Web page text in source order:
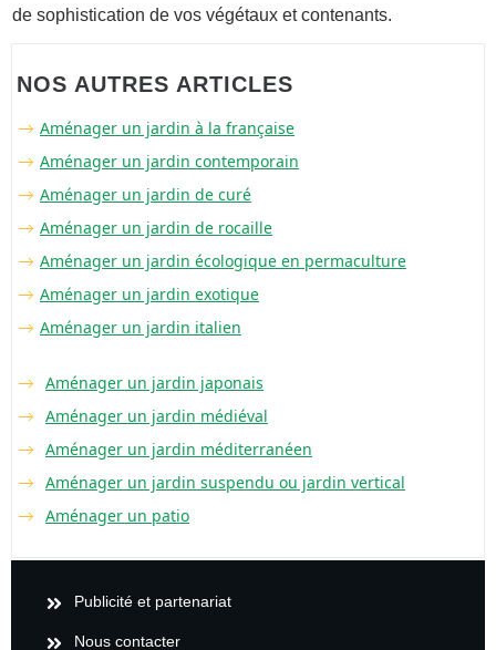
de sophistication de vos végétaux et contenants.
NOS AUTRES ARTICLES
Aménager un jardin à la française
Aménager un jardin contemporain
Aménager un jardin de curé
Aménager un jardin de rocaille
Aménager un jardin écologique en permaculture
Aménager un jardin exotique
Aménager un jardin italien
Aménager un jardin japonais
Aménager un jardin médiéval
Aménager un jardin méditerranéen
Aménager un jardin suspendu ou jardin vertical
Aménager un patio
Publicité et partenariat
Nous contacter